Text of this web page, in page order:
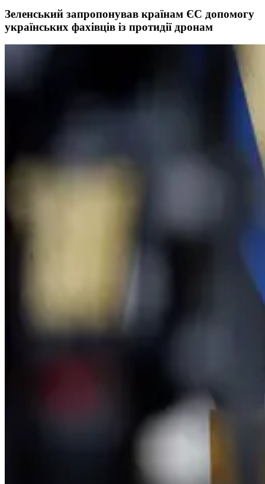
Зеленський запропонував країнам ЄС допомогу
українських фахівців із протидії дронам